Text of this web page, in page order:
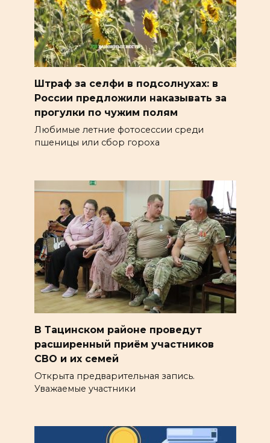
Штраф за селфи в подсолнухах: в
России предложили наказывать за
прогулки по чужим полям
Любимые летние фотосессии среди
пшеницы или сбор гороха
В Тацинском районе проведут
расширенный приём участников
СВО и их семей
Открыта предварительная запись.
Уважаемые участники